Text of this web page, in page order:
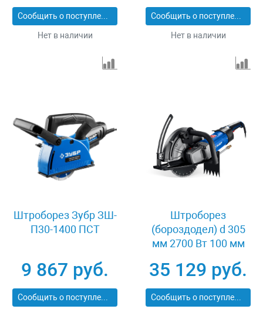
Сообщить о поступлении
Нет в наличии
Сообщить о поступлении
Нет в наличии
Штроборез Зубр ЗШ-
П30-1400 ПСТ
9 867 руб.
Сообщить о поступлении
Штроборез
(бороздодел) d 305
мм 2700 Вт 100 мм
ПСТ
35 129 руб.
Сообщить о поступлении